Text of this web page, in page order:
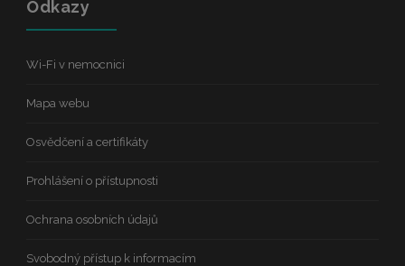
Odkazy
Wi-Fi v nemocnici
Mapa webu
Osvědčení a certifikáty
Prohlášení o přístupnosti
Ochrana osobních údajů
Svobodný přístup k informacím